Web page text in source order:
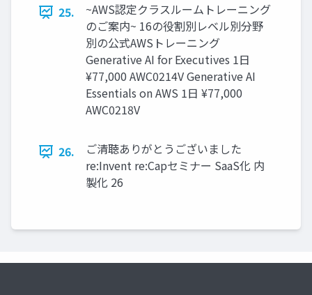
25.
~AWS認定クラスルームトレーニング
のご案内~ 16の役割別レベル別分野
別の公式AWSトレーニング
Generative AI for Executives 1日
¥77,000 AWC0214V Generative AI
Essentials on AWS 1日 ¥77,000
AWC0218V
26.
ご清聴ありがとうございました
re:Invent re:Capセミナー SaaS化 内
製化 26